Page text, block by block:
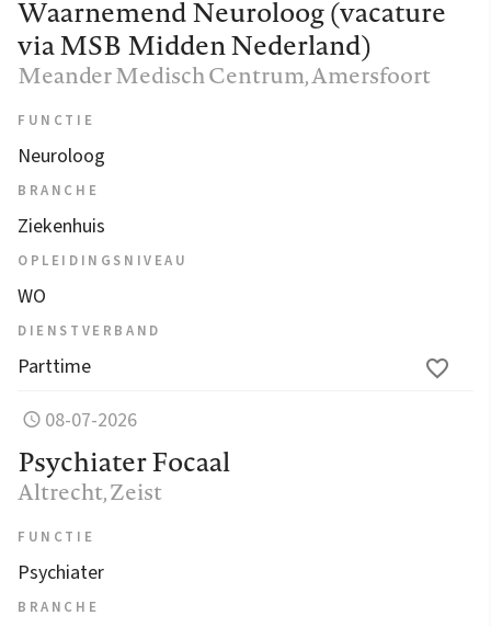
Waarnemend Neuroloog (vacature
via MSB Midden Nederland)
Meander Medisch Centrum, Amersfoort
FUNCTIE
Neuroloog
BRANCHE
Ziekenhuis
OPLEIDINGSNIVEAU
WO
DIENSTVERBAND
Parttime
08-07-2026
Psychiater Focaal
Altrecht, Zeist
FUNCTIE
Psychiater
BRANCHE